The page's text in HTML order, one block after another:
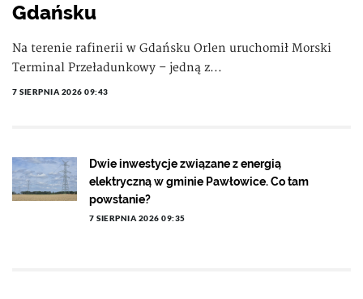
Gdańsku
Na terenie rafinerii w Gdańsku Orlen uruchomił Morski
Terminal Przeładunkowy – jedną z...
7 SIERPNIA 2026 09:43
Dwie inwestycje związane z energią
elektryczną w gminie Pawłowice. Co tam
powstanie?
7 SIERPNIA 2026 09:35